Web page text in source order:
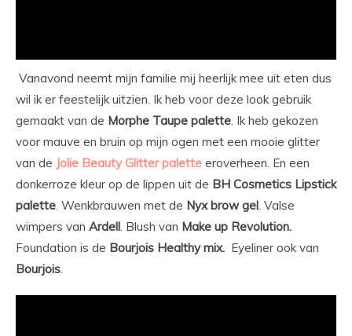
Vanavond neemt mijn familie mij heerlijk mee uit eten dus
wil ik er feestelijk uitzien. Ik heb voor deze look gebruik
gemaakt van de Morphe Taupe palette. Ik heb gekozen
voor mauve en bruin op mijn ogen met een mooie glitter
van de Jolie Beauty Glitter palette eroverheen. En een
donkerroze kleur op de lippen uit de BH Cosmetics Lipstick
palette. Wenkbrauwen met de Nyx brow gel. Valse
wimpers van Ardell. Blush van Make up Revolution.
Foundation is de Bourjois Healthy mix. Eyeliner ook van
Bourjois.